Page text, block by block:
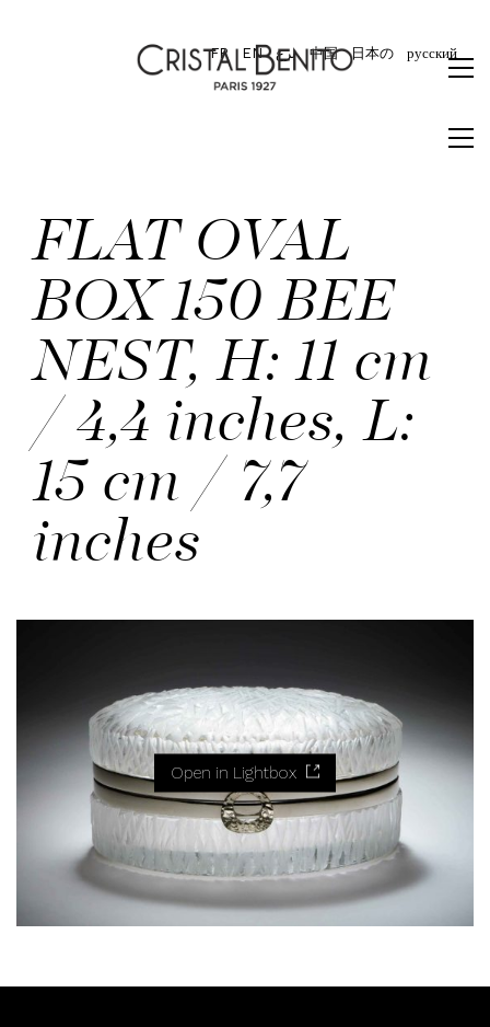
FR EN برع 中国 日本の русский
FLAT OVAL
BOX 150 BEE
NEST, H: 11 cm
/ 4,4 inches, L:
15 cm / 7,7
inches
Open in Lightbox